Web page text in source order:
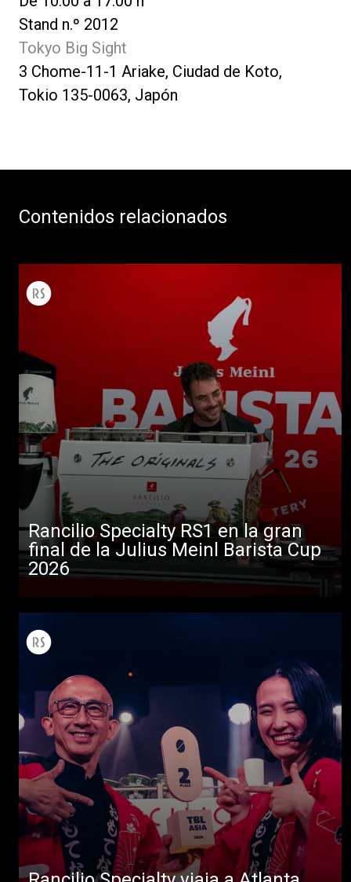
Stand n.º 2012
Tokyo Big Sight
3 Chome-11-1 Ariake, Ciudad de Koto,
Tokio 135-0063, Japón
Contenidos relacionados
Rancilio Specialty RS1 en la gran
final de la Julius Meinl Barista Cup
2026